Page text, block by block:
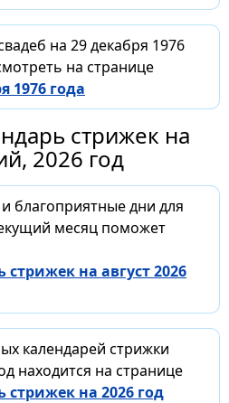
на 29 декабря 1976
на странице
1976 года
стрижек на
2026 год
благоприятные дни для
месяц поможет
на август 2026
календарей стрижки
находится на странице
на 2026 год